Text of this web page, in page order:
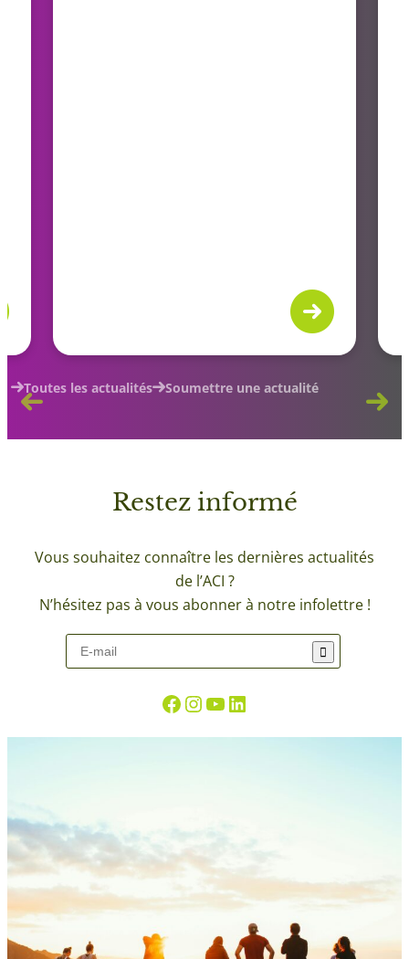
Toutes les actualités Soumettre une actualité
Restez informé
Vous souhaitez connaître les dernières actualités
de l’ACI ?
N’hésitez pas à vous abonner à notre infolettre !
